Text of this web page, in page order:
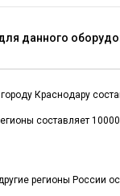
данного
Краснодару
составляет
регионы России